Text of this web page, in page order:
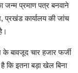
प्रमाण पत्र बनवाने
कार्यालय की जांच
बावजूद चार हजार फर्जी
कि इतना बड़ा खेल बिना